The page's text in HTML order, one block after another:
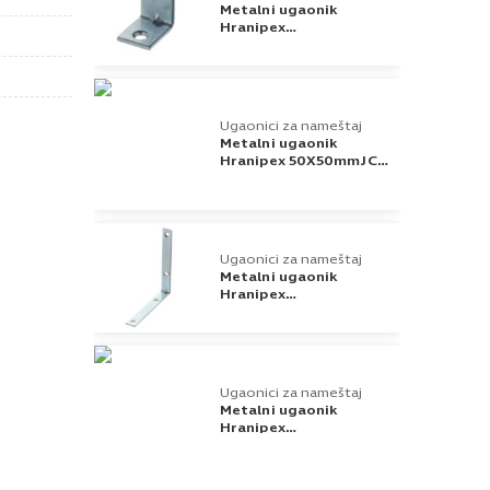
Metalni ugaonik
Hranipex
Ugaonici za nameštaj
Metalni ugaonik
Hranipex 50X50mmJC41
Ugaonici za nameštaj
Metalni ugaonik
Hranipex
Ugaonici za nameštaj
Metalni ugaonik
Hranipex